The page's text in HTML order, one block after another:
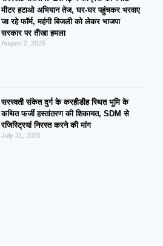
मीटर हटाओ अभियान तेज, घर-घर पहुंचकर भरवाए
जा रहे फॉर्म, महंगी बिजली को लेकर भाजपा
सरकार पर तीखा हमला
August 2, 2026
सरस्वती संकेत दुर्ग के करहीडीह स्थित भूमि के
कथित फर्जी हस्तांतरण की शिकायत, SDM से
रजिस्ट्रियां निरस्त करने की मांग
July 31, 2026